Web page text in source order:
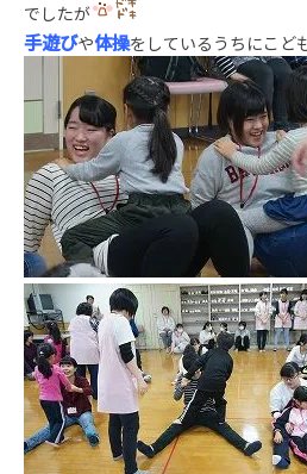
でしたが
手遊びや体操をしているうちにこど